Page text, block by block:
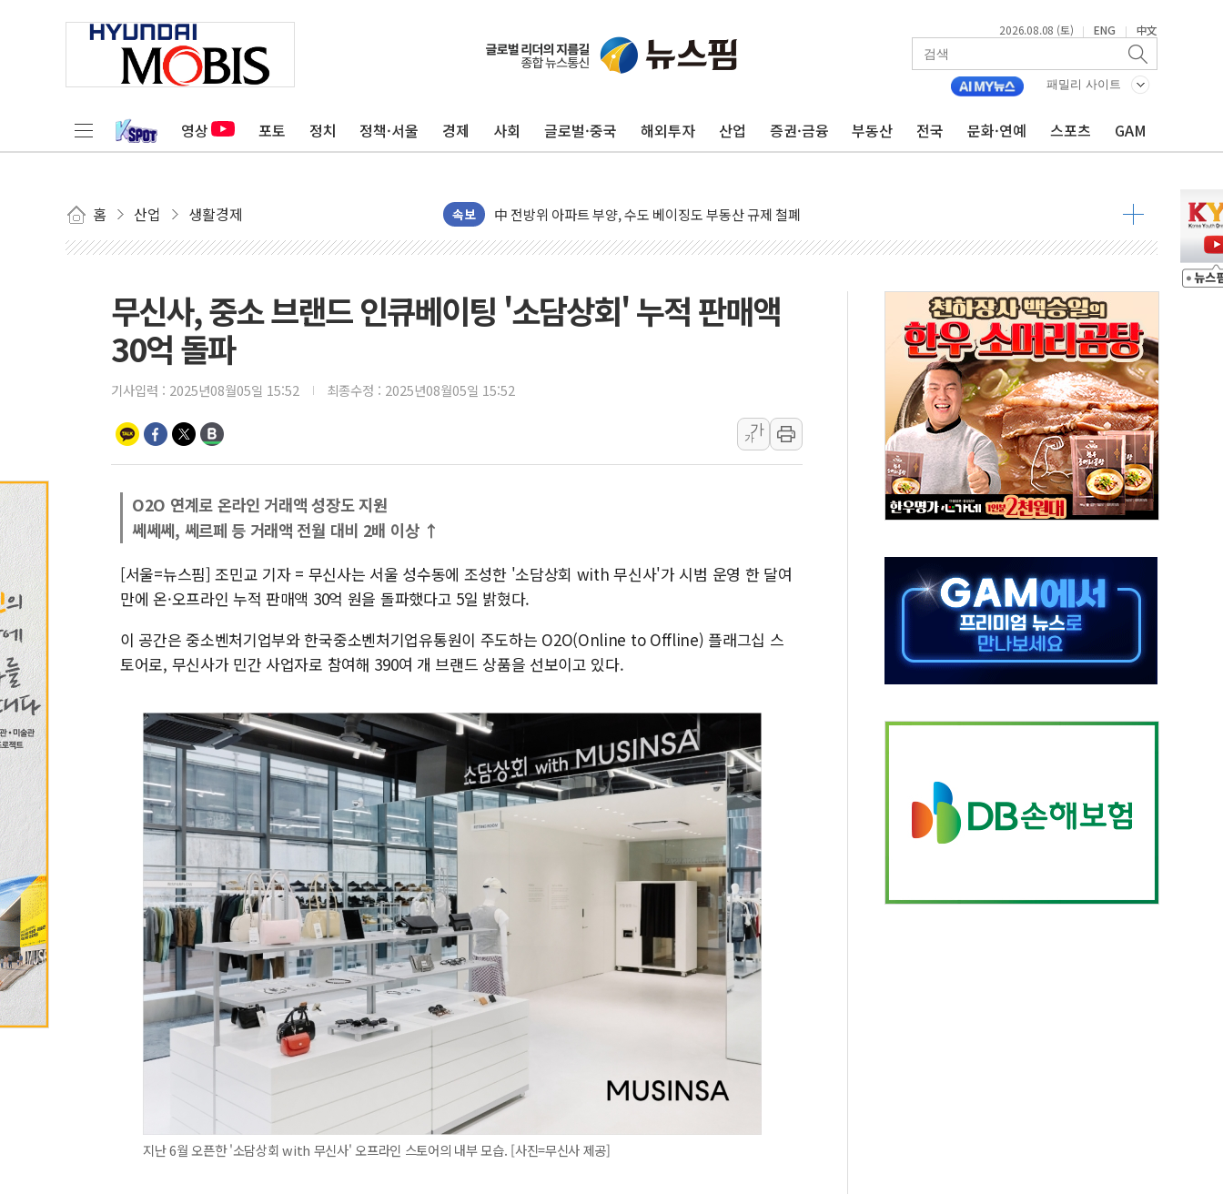
2026.08.08 (토) | ENG | 中文
패밀리 사이트
영상 포토 정치 정책·서울 경제 사회 글로벌·중국 해외투자 산업 증권·금융 부동산 전국 문화·연예 스포츠 GAM
홈 산업 생활경제 속보
동해중부 전 해상 풍랑주의보…10일까지 최대 3.5m 높은 물결
연일 폭염에 온열질환 사망 23명…정부, 비상대응기구 가동
인제 용대리 계곡서 수위 상승으로 피서객 7명 고립…전원 구조
동해시, 11~14일 '별똥별 멍' 운영…페르세우스 유성우 관측
청양 밭에서 일하던 90대 숨져…온열질환 여부 조사
폭염에 車 운전면허 기능시험 오전 집중 편성…체감온도 38도 넘으면 중단
오세훈 "용산공원 주택 검토, 민주당 스스로 원칙 뒤집는 것"
충북 주말 무더위 지속…청주·진천 35도, 곳곳 소나기
뉴욕증시, 고용 쇼크에 금리 인상 우려 후퇴…S&P500 최고치
트럼프, 쿡 연준 이사 해임 재추진…"26일까지 의혹 소명" 요구
유럽증시, 美 고용 예상 밖 부진에 연준 금리 인상 가능성 낮아지며 상승… STOXX 600 지수는 나흘 연속 최고치
미 연준 매파 기세 꺾이나…고용 감소에 9월 동결 전망 우세
무신사, 중소 브랜드 인큐베이팅 '소담상회' 누적 판매액
30억 돌파
기사입력 : 2025년08월05일 15:52 최종수정 : 2025년08월05일 15:52
가
가
O2O 연계로 온라인 거래액 성장도 지원
쎄쎄쎄, 쎄르페 등 거래액 전월 대비 2배 이상 ↑
[서울=뉴스핌] 조민교 기자 = 무신사는 서울 성수동에 조성한 '소담상회 with 무신사'가 시범 운영 한 달여
만에 온·오프라인 누적 판매액 30억 원을 돌파했다고 5일 밝혔다.
이 공간은 중소벤처기업부와 한국중소벤처기업유통원이 주도하는 O2O(Online to Offline) 플래그십 스
토어로, 무신사가 민간 사업자로 참여해 390여 개 브랜드 상품을 선보이고 있다.
지난 6월 오픈한 '소담상회 with 무신사' 오프라인 스토어의 내부 모습. [사진=무신사 제공]